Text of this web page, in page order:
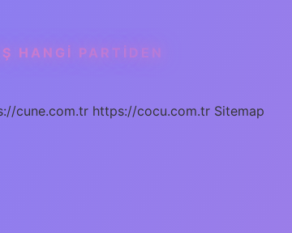
HANGI PARTIDEN
cune.com.tr https://cocu.com.tr Sitemap